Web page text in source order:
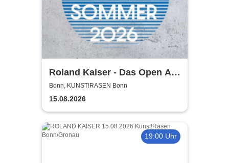
Roland Kaiser - Das Open Air
2026!
Bonn, KUNST!RASEN Bonn
15.08.2026
19:00 Uhr